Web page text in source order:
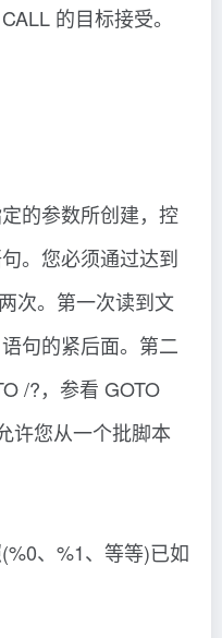
的目标接受。
的参数所创建，控
。您必须通过达到
次。第一次读到文
句的紧后面。第二
/?，参看 GOTO
许您从一个批脚本
、%1、等等)已如